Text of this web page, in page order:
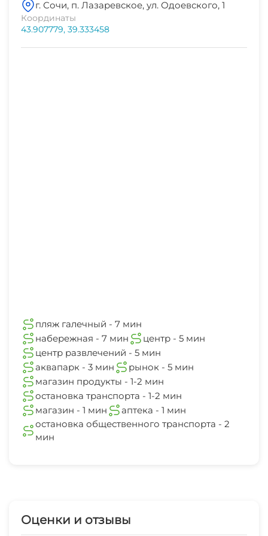
магазин продукты
1-2 мин
остановка транспорта
СВЧ
г. Сочи, п. Лазаревское, ул. Одоевского, 1
Координаты
43.907779, 39.333458
пляж галечный - 7 мин
набережная - 7 мин
центр - 5 мин
центр развлечений - 5 мин
аквапарк - 3 мин
рынок - 5 мин
магазин продукты - 1-2 мин
остановка транспорта - 1-2 мин
магазин - 1 мин
аптека - 1 мин
остановка общественного транспорта - 2
мин
Оценки и отзывы